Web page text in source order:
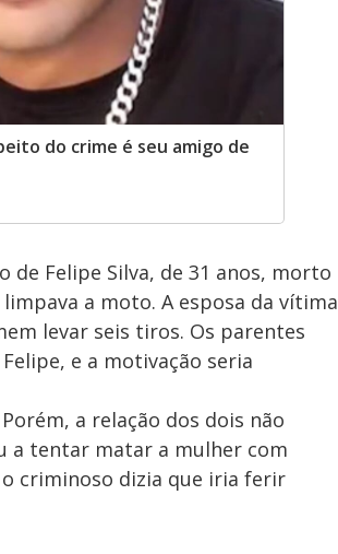
do crime é seu amigo de
Felipe Silva, de 31 anos, morto
a moto. A esposa da vítima
levar seis tiros. Os parentes
e a motivação seria
a relação dos dois não
a tentar matar a mulher com
o criminoso dizia que iria ferir